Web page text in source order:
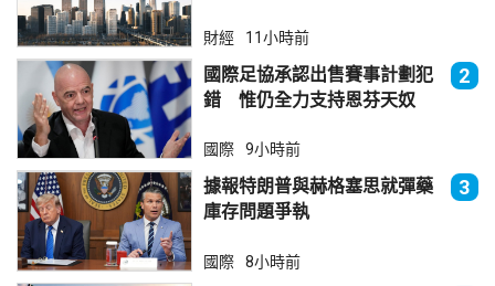
財經 11小時前
國際足協承認出售賽事計劃犯
錯 惟仍全力支持恩芬天奴
2
國際 9小時前
據報特朗普與赫格塞思就彈藥
庫存問題爭執
3
國際 8小時前